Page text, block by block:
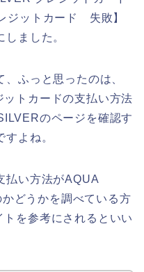
ジットカード 失敗】
ました。
ふっと思ったのは、
トカードの支払い方法
のページを確認す
よね。
払い方法がAQUA
どうかを調べている方
を参考にされるといい